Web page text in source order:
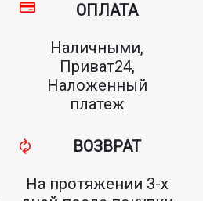
ОПЛАТА
Наличными,
Приват24,
Наложенный
платеж
ВОЗВРАТ
На протяжении 3-х